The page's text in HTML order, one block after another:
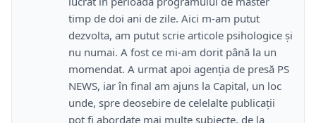
timp de doi ani de zile. Aici m-am putut
dezvolta, am putut scrie articole psihologice și
nu numai. A fost ce mi-am dorit până la un
momendat. A urmat apoi agenția de presă PS
NEWS, iar în final am ajuns la Capital, un loc
unde, spre deosebire de celelalte publicații
pot fi abordate mai multe subiecte, de la